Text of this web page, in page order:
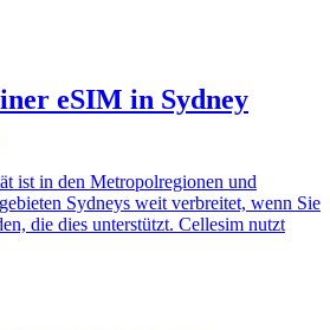
eSIM in Sydney
ist in den Metropolregionen und
Sydneys weit verbreitet, wenn Sie
die dies unterstützt. Cellesim nutzt